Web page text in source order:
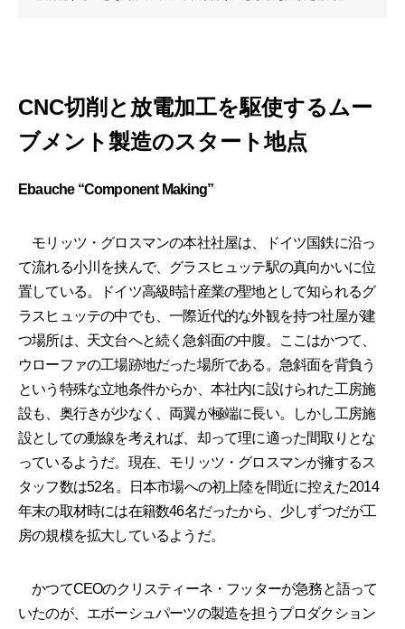
CNC切削と放電加工を駆使するムー
ブメント製造のスタート地点
Ebauche “Component Making”
モリッツ・グロスマンの本社社屋は、ドイツ国鉄に沿っ
て流れる小川を挟んで、グラスヒュッテ駅の真向かいに位
置している。ドイツ高級時計産業の聖地として知られるグ
ラスヒュッテの中でも、一際近代的な外観を持つ社屋が建
つ場所は、天文台へと続く急斜面の中腹。ここはかつて、
ウローファの工場跡地だった場所である。急斜面を背負う
という特殊な立地条件からか、本社内に設けられた工房施
設も、奥行きが少なく、両翼が極端に長い。しかし工房施
設としての動線を考えれば、却って理に適った間取りとな
っているようだ。現在、モリッツ・グロスマンが擁するス
タッフ数は52名。日本市場への初上陸を間近に控えた2014
年末の取材時には在籍数46名だったから、少しずつだが工
房の規模を拡大しているようだ。
かつてCEOのクリスティーネ・フッターが急務と語って
いたのが、エボーシュパーツの製造を担うプロダクション